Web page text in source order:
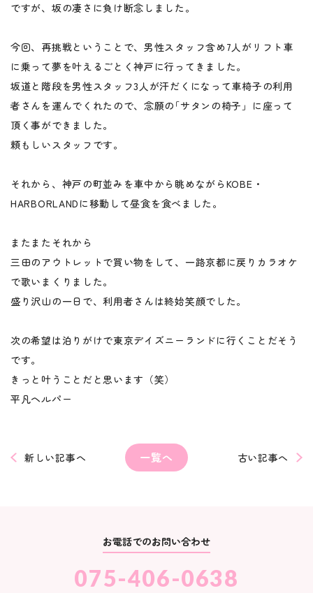
ですが、坂の凄さに負け断念しました。
今回、再挑戦ということで、男性スタッフ含め7人がリフト車
に乗って夢を叶えるごとく神戸に行ってきました。
坂道と階段を男性スタッフ3人が汗だくになって車椅子の利用
者さんを運んでくれたので、念願の｢サタンの椅子」に座って
頂く事ができました。
頼もしいスタッフです。
それから、神戸の町並みを車中から眺めながらKOBE・
HARBORLANDに移動して昼食を食べました。
またまたそれから
三田のアウトレットで買い物をして、一路京都に戻りカラオケ
で歌いまくりました。
盛り沢山の一日で、利用者さんは終始笑顔でした。
次の希望は泊りがけで東京デイズニーランドに行くことだそう
です。
きっと叶うことだと思います（笑）
平凡ヘルパー
新しい記事へ 一覧へ 古い記事へ
お電話でのお問い合わせ
075-406-0638